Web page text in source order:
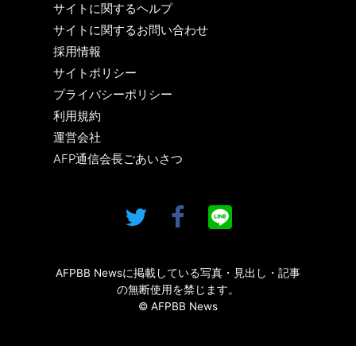
サイトに関するヘルプ
サイトに関するお問い合わせ
採用情報
サイトポリシー
プライバシーポリシー
利用規約
運営会社
AFP通信会長ごあいさつ
AFPBB Newsに掲載している写真・見出し・記事
の無断使用を禁じます。
© AFPBB News